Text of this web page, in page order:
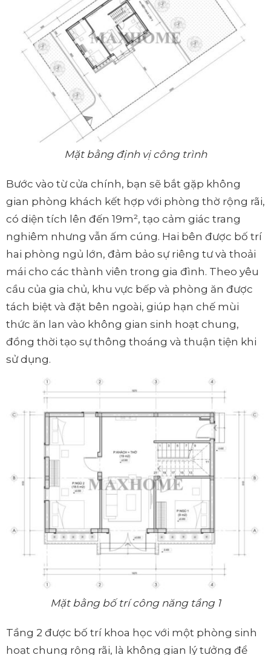
Mặt bằng định vị công trình
Bước vào từ cửa chính, bạn sẽ bắt gặp không
gian phòng khách kết hợp với phòng thờ rộng rãi,
có diện tích lên đến 19m², tạo cảm giác trang
nghiêm nhưng vẫn ấm cúng. Hai bên được bố trí
hai phòng ngủ lớn, đảm bảo sự riêng tư và thoải
mái cho các thành viên trong gia đình. Theo yêu
cầu của gia chủ, khu vực bếp và phòng ăn được
tách biệt và đặt bên ngoài, giúp hạn chế mùi
thức ăn lan vào không gian sinh hoạt chung,
đồng thời tạo sự thông thoáng và thuận tiện khi
sử dụng.
Mặt bằng bố trí công năng tầng 1
Tầng 2 được bố trí khoa học với một phòng sinh
hoạt chung rộng rãi, là không gian lý tưởng để